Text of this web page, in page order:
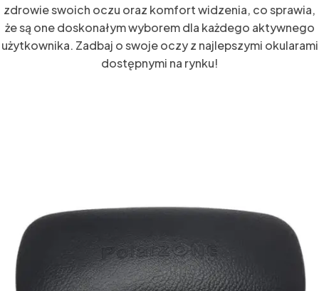
zdrowie swoich oczu oraz komfort widzenia, co sprawia,
że są one doskonałym wyborem dla każdego aktywnego
użytkownika. Zadbaj o swoje oczy z najlepszymi okularami
dostępnymi na rynku!